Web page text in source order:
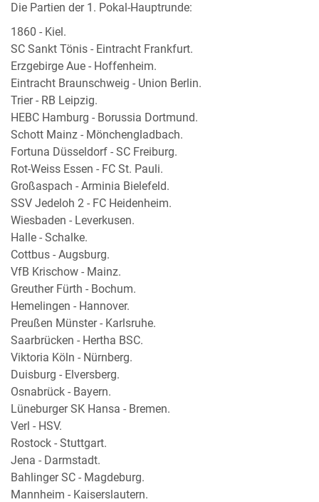
Die Partien der 1. Pokal-Hauptrunde:
1860 - Kiel.
SC Sankt Tönis - Eintracht Frankfurt.
Erzgebirge Aue - Hoffenheim.
Eintracht Braunschweig - Union Berlin.
Trier - RB Leipzig.
HEBC Hamburg - Borussia Dortmund.
Schott Mainz - Mönchengladbach.
Fortuna Düsseldorf - SC Freiburg.
Rot-Weiss Essen - FC St. Pauli.
Großaspach - Arminia Bielefeld.
SSV Jedeloh 2 - FC Heidenheim.
Wiesbaden - Leverkusen.
Halle - Schalke.
Cottbus - Augsburg.
VfB Krischow - Mainz.
Greuther Fürth - Bochum.
Hemelingen - Hannover.
Preußen Münster - Karlsruhe.
Saarbrücken - Hertha BSC.
Viktoria Köln - Nürnberg.
Duisburg - Elversberg.
Osnabrück - Bayern.
Lüneburger SK Hansa - Bremen.
Verl - HSV.
Rostock - Stuttgart.
Jena - Darmstadt.
Bahlinger SC - Magdeburg.
Mannheim - Kaiserslautern.